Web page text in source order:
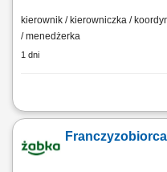
kierownik / kierowniczka /
/ menedżerka
1 dni
Główne zadania: Prowadzenie
obsługi. Monitorowanie stanów
Dostosowywanie asortymentu